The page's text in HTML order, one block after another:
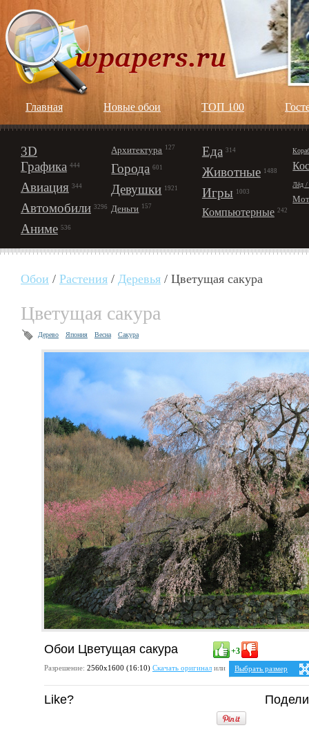
Главная Новые обои ТОП 100
3D
Графика 444
Авиация 344
Автомобили 3296
Аниме 536
Архитектура 127
Города 601
Девушки 1921
Деньги 157
Еда 314
Животные 1488
Игры 1003
Компьютерные 242
Лёд
Обои / Растения / Деревья / Цветущая сакура
Цветущая сакура
Дерево Япония Весна Сакура
Обои Цветущая сакура +3
Разрешение: 2560х1600 (16:10) Скачать оригиналили
Выбрать размер
Ваше разрешение:Не
1280x1024
Like?